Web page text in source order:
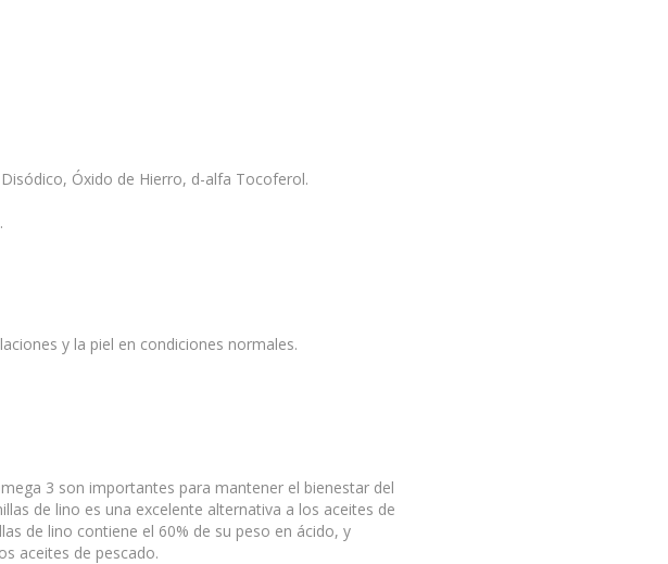
Óxido de Hierro, d-alfa Tocoferol.
y la piel en condiciones normales.
3 son importantes para mantener el bienestar del
de lino es una excelente alternativa a los aceites de
de lino contiene el 60% de su peso en ácido, y
aceites de pescado.